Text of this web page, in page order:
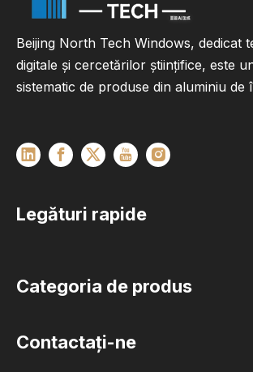
Beijing North Tech Windows, dedicat
digitale și cercetărilor științifice, este
sistematic de produse din aluminiu de
Legături rapide
Categoria de produs
Contactaţi-ne